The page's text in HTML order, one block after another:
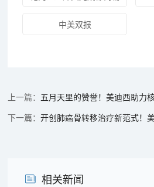
中美双报
五月天里的赞誉！美迪西助力核新生
开创肺癌骨转移治疗新范式！美迪西祝贺银
相关新闻